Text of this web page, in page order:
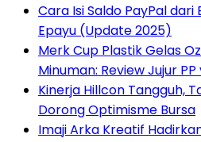
Cara Isi Saldo PayPal dari
Epayu (Update 2025)
Merk Cup Plastik Gelas
Minuman: Review Jujur PP
Kinerja Hillcon Tangguh,
Dorong Optimisme Bursa
Imaji Arka Kreatif